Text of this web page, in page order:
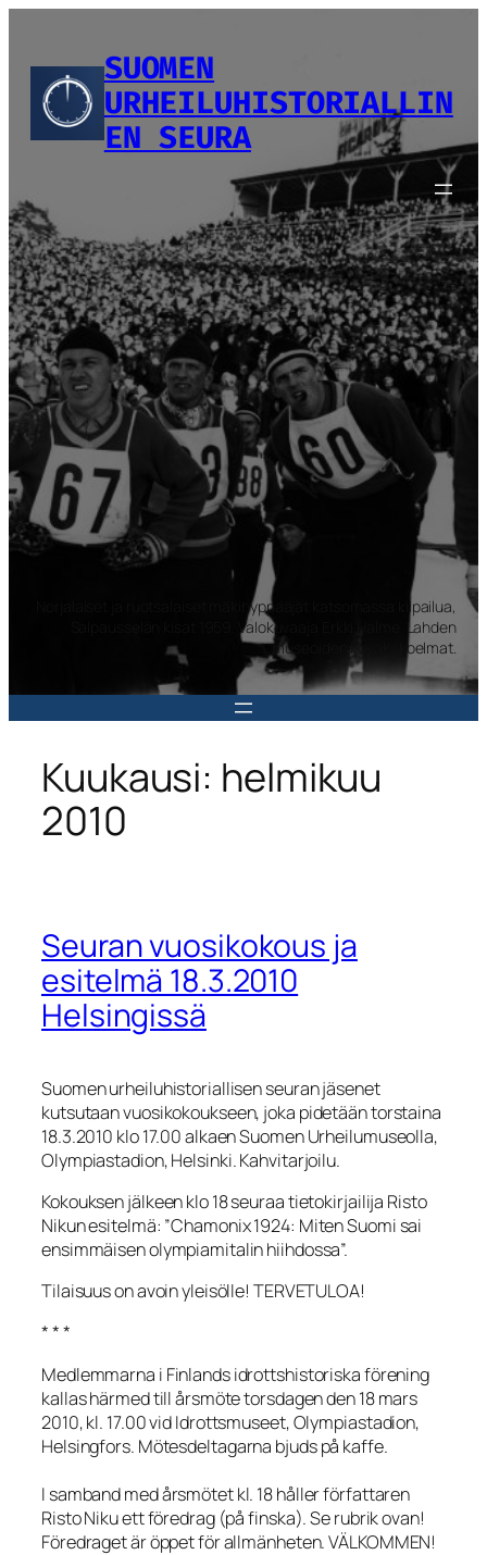
SUOMEN
URHEILUHISTORIALLIN
EN SEURA
Norjalaiset ja ruotsalaiset mäkihyppääjät katsomassa kilpailua,
Salpausselän kisat 1959. Valokuvaaja Erkki Halme. Lahden
museoiden kuvakokoelmat.
Kuukausi: helmikuu
2010
Seuran vuosikokous ja
esitelmä 18.3.2010
Helsingissä
Suomen urheiluhistoriallisen seuran jäsenet
kutsutaan vuosikokoukseen, joka pidetään torstaina
18.3.2010 klo 17.00 alkaen Suomen Urheilumuseolla,
Olympiastadion, Helsinki. Kahvitarjoilu.
Kokouksen jälkeen klo 18 seuraa tietokirjailija Risto
Nikun esitelmä: ”Chamonix 1924: Miten Suomi sai
ensimmäisen olympiamitalin hiihdossa”.
Tilaisuus on avoin yleisölle! TERVETULOA!
* * *
Medlemmarna i Finlands idrottshistoriska förening
kallas härmed till årsmöte torsdagen den 18 mars
2010, kl. 17.00 vid Idrottsmuseet, Olympiastadion,
Helsingfors. Mötesdeltagarna bjuds på kaffe.
I samband med årsmötet kl. 18 håller författaren
Risto Niku ett föredrag (på finska). Se rubrik ovan!
Föredraget är öppet för allmänheten. VÄLKOMMEN!